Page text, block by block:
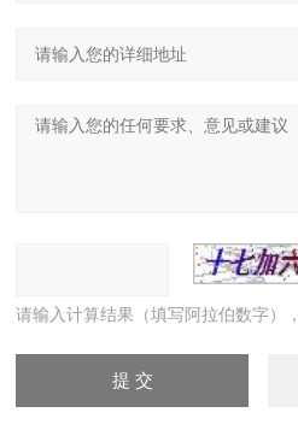
请输入计算结果（填写阿拉伯数字）